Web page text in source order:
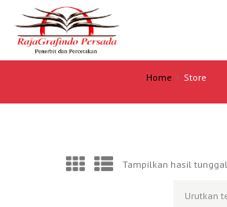
Home Store
Tampilkan hasil tunggal